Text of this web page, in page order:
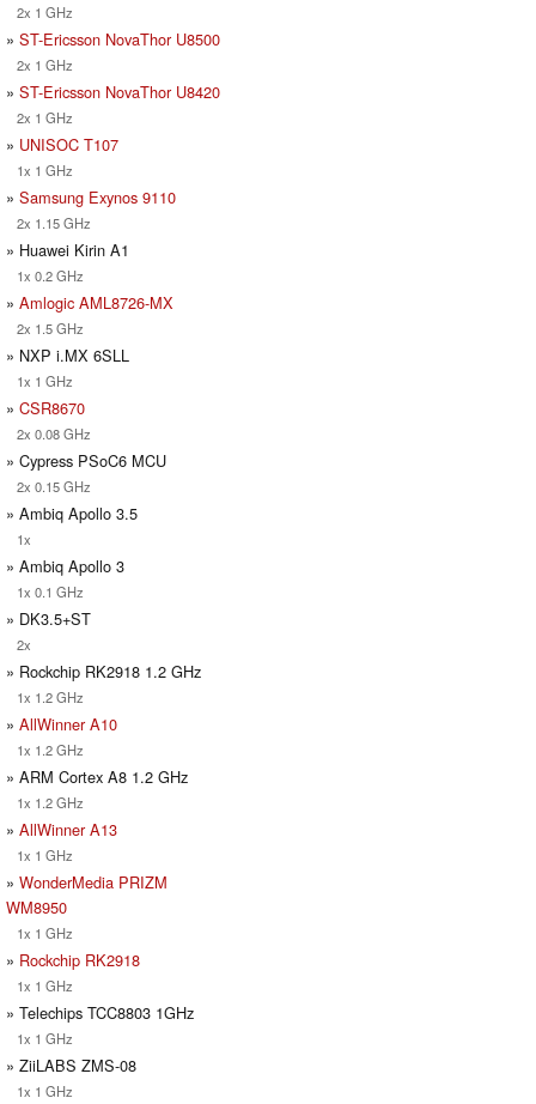
2x 1 GHz
» ST-Ericsson NovaThor U8500
2x 1 GHz
» ST-Ericsson NovaThor U8420
2x 1 GHz
» UNISOC T107
1x 1 GHz
» Samsung Exynos 9110
2x 1.15 GHz
» Huawei Kirin A1
1x 0.2 GHz
» Amlogic AML8726-MX
2x 1.5 GHz
» NXP i.MX 6SLL
1x 1 GHz
» CSR8670
2x 0.08 GHz
» Cypress PSoC6 MCU
2x 0.15 GHz
» Ambiq Apollo 3.5
1x
» Ambiq Apollo 3
1x 0.1 GHz
» DK3.5+ST
2x
» Rockchip RK2918 1.2 GHz
1x 1.2 GHz
» AllWinner A10
1x 1.2 GHz
» ARM Cortex A8 1.2 GHz
1x 1.2 GHz
» AllWinner A13
1x 1 GHz
» WonderMedia PRIZM
WM8950
1x 1 GHz
» Rockchip RK2918
1x 1 GHz
» Telechips TCC8803 1GHz
1x 1 GHz
» ZiiLABS ZMS-08
1x 1 GHz